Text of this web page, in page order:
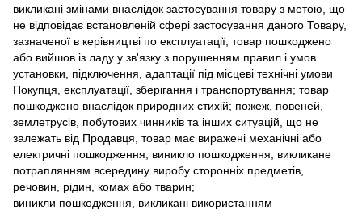
викликані змінами внаслідок застосування товару з метою, що
не відповідає встановленій сфері застосування даного Товару,
зазначеної в керівництві по експлуатації; товар пошкоджено
або вийшов із ладу у зв'язку з порушенням правил і умов
установки, підключення, адаптації під місцеві технічні умови
Покупця, експлуатації, зберігання і транспортування; товар
пошкоджено внаслідок природних стихій; пожеж, повеней,
землетрусів, побутових чинників та інших ситуацій, що не
залежать від Продавця, товар має виражені механічні або
електричні пошкодження; виникло пошкодження, викликане
потраплянням всередину виробу сторонніх предметів,
речовин, рідин, комах або тварин;
виникли пошкодження, викликані використанням